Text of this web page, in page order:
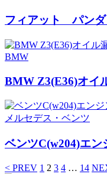
フィアット パン
BMW
BMW Z3(E36)オイ
メルセデス・ベンツ
ベンツC(w204)エン
< PREV 1 2 3 4 … 14